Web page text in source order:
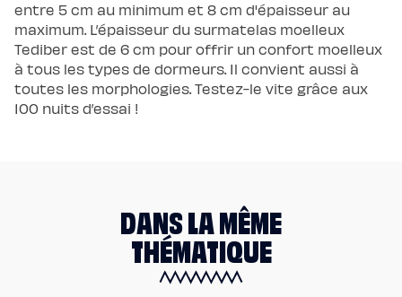
entre 5 cm au minimum et 8 cm d'épaisseur au
maximum. L’épaisseur du surmatelas moelleux
Tediber est de 6 cm pour offrir un confort moelleux
à tous les types de dormeurs. Il convient aussi à
toutes les morphologies. Testez-le vite grâce aux
100 nuits d’essai !
DANS LA MÊME
THÉMATIQUE